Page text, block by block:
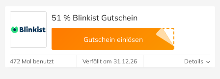
51 % Blinkist Gutschein
Gutschein einlösen
472 Mal benutzt Verfällt am 31.12.26 Details